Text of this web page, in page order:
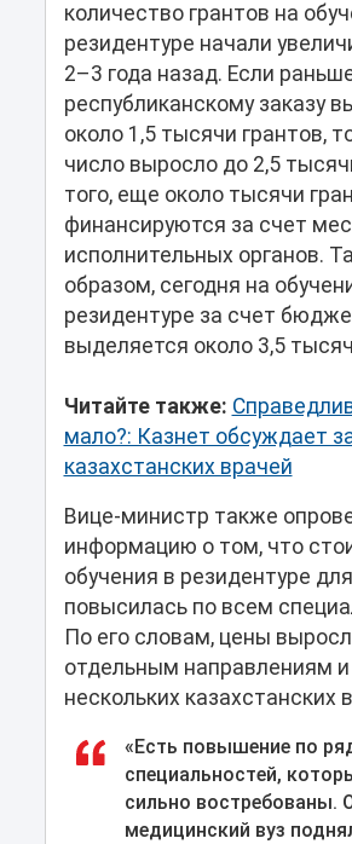
количество грантов на
резидентуре начали
2–3 года назад. Если
республиканскому заказу
около 1,5 тысячи грантов,
число выросло до 2,5
того, еще около тысячи
финансируются за счет
исполнительных органов.
образом, сегодня на
резидентуре за счет
выделяется около 3,5
Читайте также:
мало?: Казнет обсуждает
казахстанских врачей
Вице-министр также
информацию о том, что
обучения в резидентуре
повысилась по всем
По его словам, цены
отдельным направлениям и
нескольких казахстанских
«Есть повышение по
специальностей,
сильно востребованы.
медицинский вуз